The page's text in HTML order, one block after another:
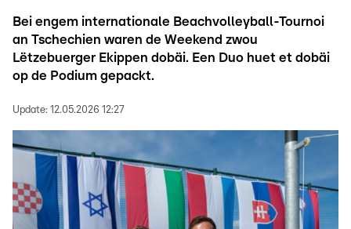
Bei engem internationale Beachvolleyball-Tournoi
an Tschechien waren de Weekend zwou
Lëtzebuerger Ekippen dobäi. Een Duo huet et dobäi
op de Podium gepackt.
Update: 12.05.2026 12:27